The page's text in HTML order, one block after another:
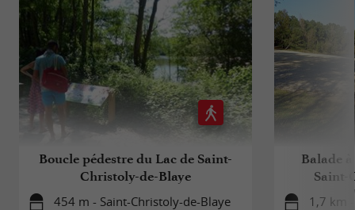
Boucle pédestre du Lac de Saint-
Christoly-de-Blaye
454 m - Saint-Christoly-de-Blaye
Balade
Saint-
1,7 km